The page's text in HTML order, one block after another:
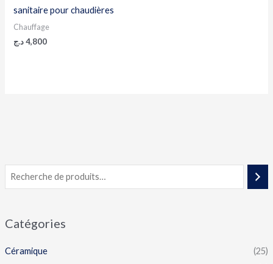
Catégories
Céramique
(25)
sanitaire pour chaudières
Chauffage
4,800 د.ج